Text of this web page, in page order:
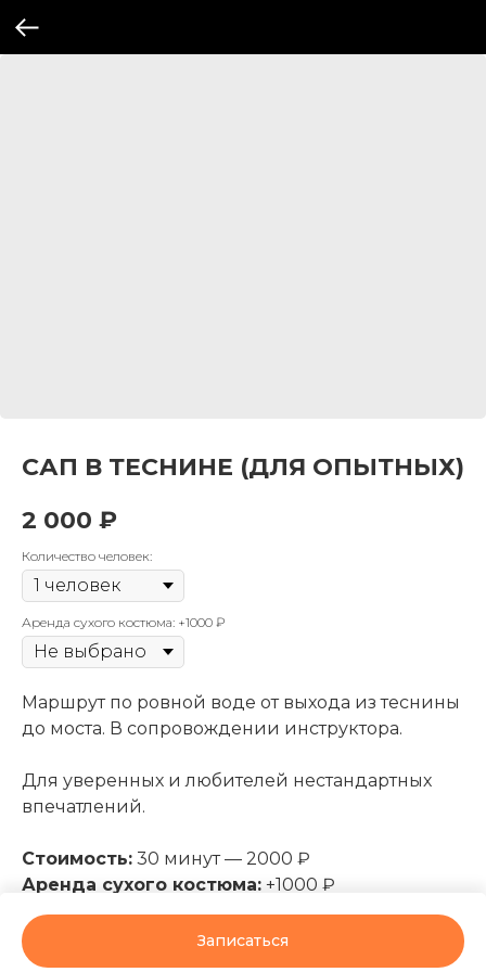
САП В ТЕСНИНЕ (ДЛЯ ОПЫТНЫХ)
2 000 ₽
Количество человек:
Аренда сухого костюма: +1000 ₽
Записаться
Маршрут по ровной воде от выхода из теснины
до моста. В сопровождении инструктора.
Для уверенных и любителей нестандартных
впечатлений.
Стоимость: 30 минут — 2000 ₽
Аренда сухого костюма: +1000 ₽
⚠️ Подходит только для опытных